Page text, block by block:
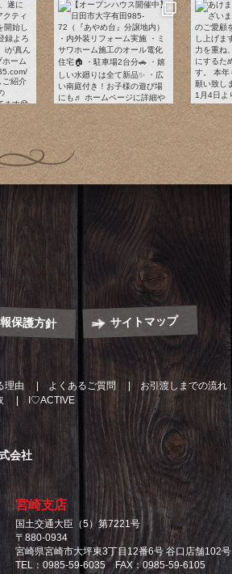
ー
保護方針 サイトマップ
理由 よくあるご質問
お引渡しまでの流れ
I♡ACTIVE
会社
宮崎支店
国土交通大臣（5）第7221号
〒880-0934
宮崎県宮崎市大坪東3丁目12番6号 谷口店舗102号
TEL：0985-59-6035 FAX：0985-59-6105